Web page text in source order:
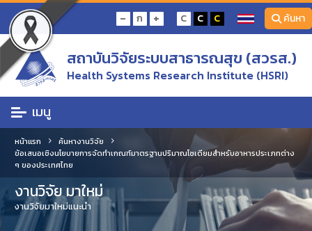
- ก + C C C ค้นหา
สถาบันวิจัยระบบสาธารณสุข (สวรส.)
Health Systems Research Institute (HSRI)
เมนู
หน้าแรก
ค้นหางานวิจัย
ข้อเสนอเชิงนโยบายการจัดทำเกณฑ์มาตรฐานปริมาณโซเดียมสำหรับอาหารประเภทต่าง
ๆ ของประเทศไทย
งานวิจัย มาใหม่
งานวิจัยมาใหม่แนะนำ